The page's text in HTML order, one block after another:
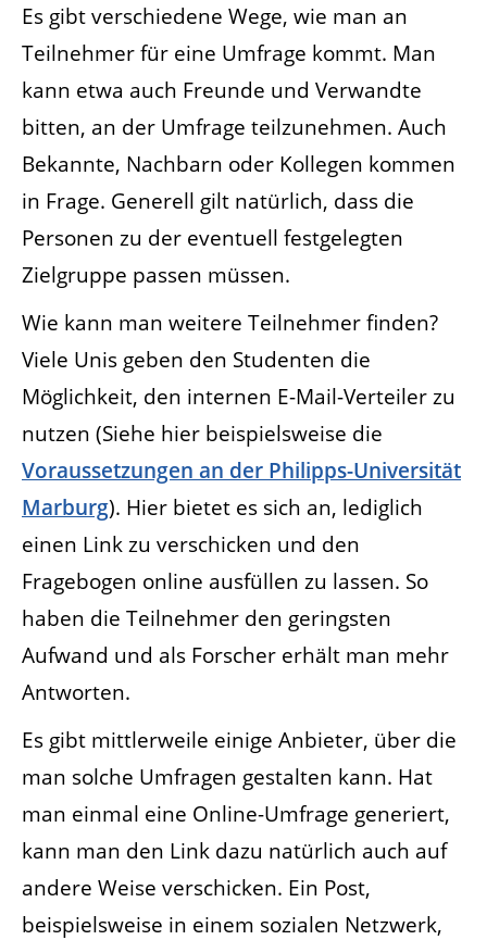
Es gibt verschiedene Wege, wie man an
Teilnehmer für eine Umfrage kommt. Man
kann etwa auch Freunde und Verwandte
bitten, an der Umfrage teilzunehmen. Auch
Bekannte, Nachbarn oder Kollegen kommen
in Frage. Generell gilt natürlich, dass die
Personen zu der eventuell festgelegten
Zielgruppe passen müssen.
Wie kann man weitere Teilnehmer finden?
Viele Unis geben den Studenten die
Möglichkeit, den internen E-Mail-Verteiler zu
nutzen (Siehe hier beispielsweise die
Voraussetzungen an der Philipps-Universität
Marburg). Hier bietet es sich an, lediglich
einen Link zu verschicken und den
Fragebogen online ausfüllen zu lassen. So
haben die Teilnehmer den geringsten
Aufwand und als Forscher erhält man mehr
Antworten.
Es gibt mittlerweile einige Anbieter, über die
man solche Umfragen gestalten kann. Hat
man einmal eine Online-Umfrage generiert,
kann man den Link dazu natürlich auch auf
andere Weise verschicken. Ein Post,
beispielsweise in einem sozialen Netzwerk,